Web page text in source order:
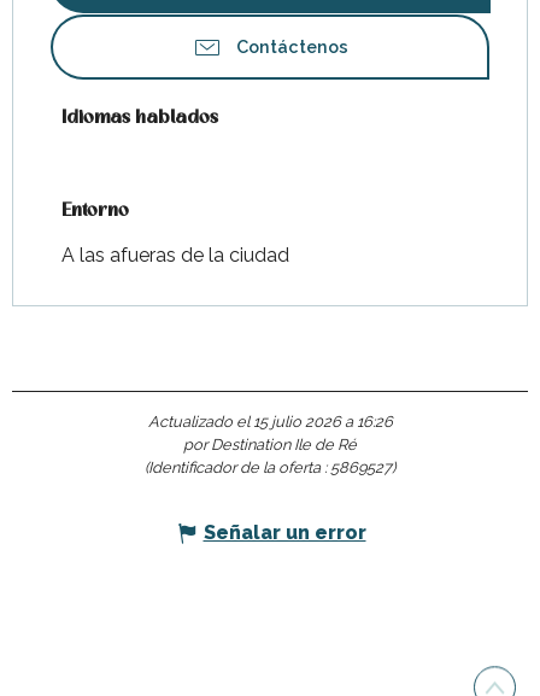
Contáctenos
Idiomas hablados
Idiomas hablados
Entorno
Entorno
A las afueras de la ciudad
Actualizado el 15 julio 2026 a 16:26
por Destination Ile de Ré
(Identificador de la oferta : 5869527)
Señalar un error